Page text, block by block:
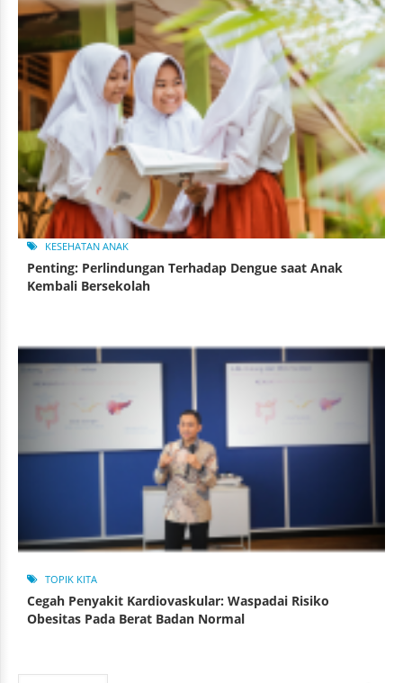
KESEHATAN ANAK
Penting: Perlindungan Terhadap Dengue saat Anak
Kembali Bersekolah
TOPIK KITA
Cegah Penyakit Kardiovaskular: Waspadai Risiko
Obesitas Pada Berat Badan Normal